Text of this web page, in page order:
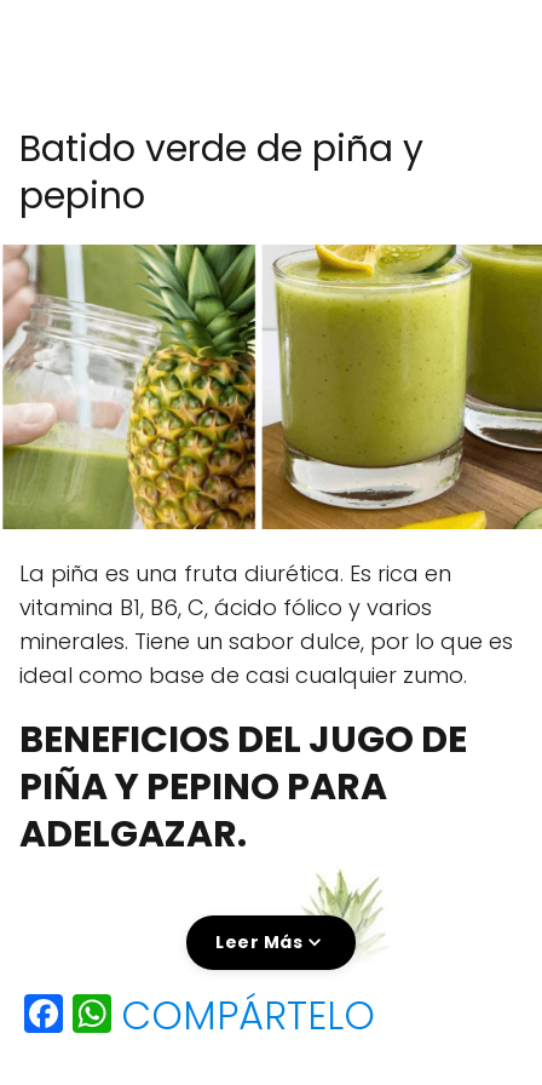
Batido verde de piña y
pepino
La piña es una fruta diurética. Es rica en
vitamina B1, B6, C, ácido fólico y varios
minerales. Tiene un sabor dulce, por lo que es
ideal como base de casi cualquier zumo.
BENEFICIOS DEL JUGO DE
PIÑA Y PEPINO PARA
ADELGAZAR.
Leer Más
F
a
W
COMPÁRTELO